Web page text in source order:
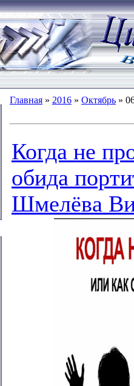
Главная » 2016 » Октябрь »
Когда не
обида
Шмелёва